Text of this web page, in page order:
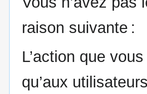
à
navigation
à
recherche
raison suivante :
L’action que
qu’aux